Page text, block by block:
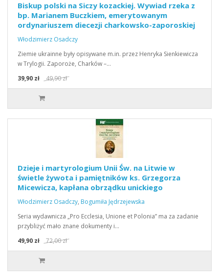
Biskup polski na Siczy kozackiej. Wywiad rzeka z
bp. Marianem Buczkiem, emerytowanym
ordynariuszem diecezji charkowsko-zaporoskiej
Włodzimierz Osadczy
Ziemie ukrainne były opisywane m.in. przez Henryka Sienkiewicza
w Trylogii. Zaporoże, Charków –…
39,90 zł
49,90 zł
Dzieje i martyrologium Unii Św. na Litwie w
świetle żywota i pamiętników ks. Grzegorza
Micewicza, kapłana obrządku unickiego
Włodzimierz Osadczy, Bogumiła Jędrzejewska
Seria wydawnicza „Pro Ecclesia, Unione et Polonia” ma za zadanie
przybliżyć mało znane dokumenty i…
49,90 zł
72,00 zł